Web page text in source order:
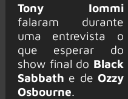
Tony Iommi
falaram durante
uma entrevista o
que esperar do
show final do Black
Sabbath e de Ozzy
Osbourne